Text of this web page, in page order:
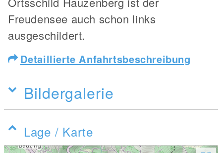
Freudensee auch schon links
ausgeschildert.
Detaillierte Anfahrtsbeschreibung
Bildergalerie
Lage / Karte